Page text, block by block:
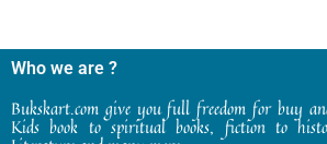
Who we are ?
Bukskart.com give you full freedom for buy
Kids book to spiritual books, fiction to